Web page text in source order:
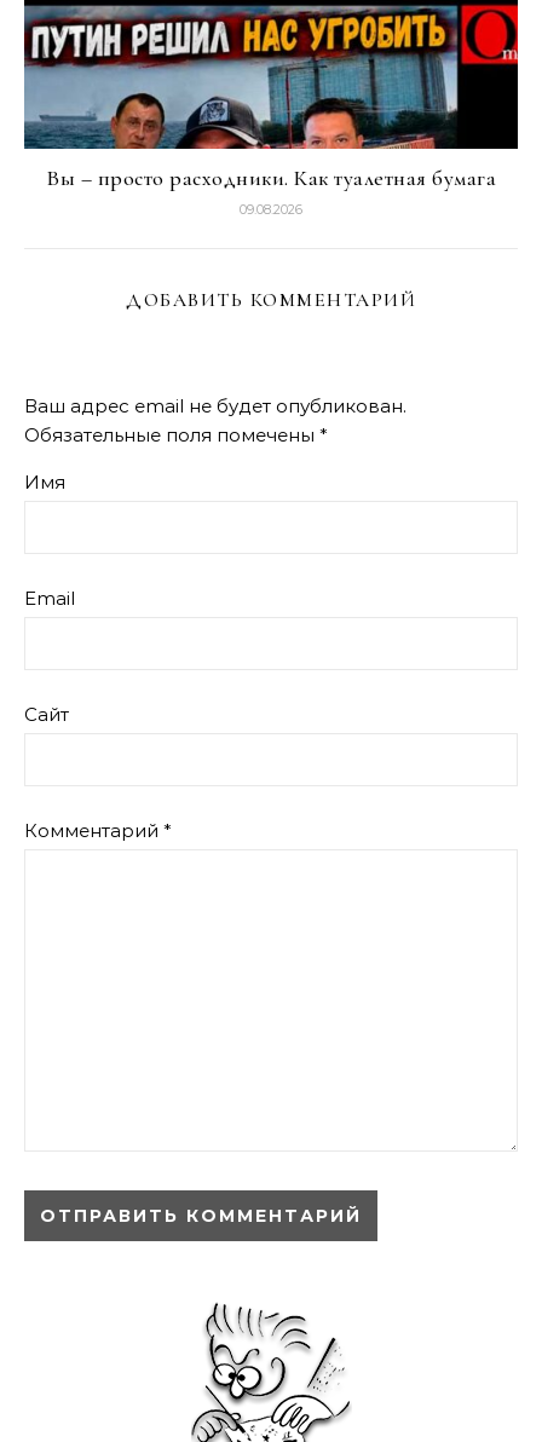
Вы – просто расходники. Как туалетная бумага
09.08.2026
ДОБАВИТЬ КОММЕНТАРИЙ
Ваш адрес email не будет опубликован.
Обязательные поля помечены *
Имя
Email
Сайт
Комментарий *